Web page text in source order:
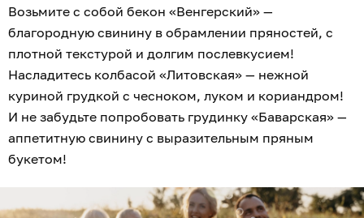
Возьмите с собой бекон «Венгерский» —
благородную свинину в обрамлении пряностей, с
плотной текстурой и долгим послевкусием!
Насладитесь колбасой «Литовская» — нежной
куриной грудкой с чесноком, луком и кориандром!
И не забудьте попробовать грудинку «Баварская» —
аппетитную свинину с выразительным пряным
букетом!